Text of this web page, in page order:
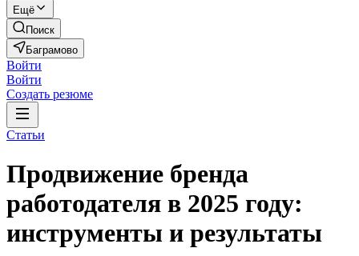
Ещё
Поиск
Баграмово
Войти
Войти
Создать резюме
Статьи
Продвижение бренда
работодателя в 2025 году:
инструменты и результаты